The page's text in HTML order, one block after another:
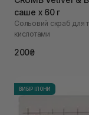
саше х 60 г
Сольовий скраб для
кислотами
200₴
ВИБІР ІЛОНИ